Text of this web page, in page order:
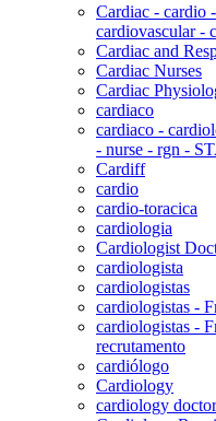
Cardiac - cardio
cardiovascular -
Cardiac and
Cardiac Nurses
Cardiac
cardiaco
cardiaco -
- nurse - rgn -
Cardiff
cardio
cardio-toracica
cardiologia
Cardiologist
cardiologista
cardiologistas
cardiologistas -
cardiologistas -
recrutamento
cardiólogo
Cardiology
cardiology doctor